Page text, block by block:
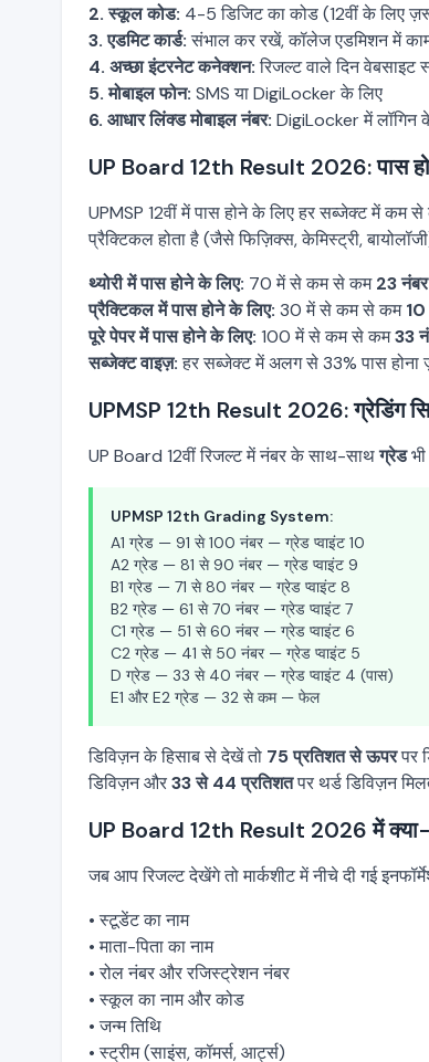
2. स्कूल कोड: 4-5 डिजिट का कोड (12वीं के लिए
3. एडमिट कार्ड:संभाल कर रखें, कॉलेज एडमिशन में
4. अच्छा इंटरनेट कनेक्शन:रिजल्ट वाले दिन वेबसाइट
5. मोबाइल फोन: SMS या DigiLocker के लिए
6. आधार लिंक्ड मोबाइल नंबर: DigiLocker में लॉगिन
UP Board 12th Result 2026: पास
UPMSP 12वीं में पास होने के लिए हर सब्जेक्ट में कम
प्रैक्टिकल होता है (जैसे फिज़िक्स, केमिस्ट्री,
थ्योरी में पास होने के लिए: 70 में से कम से कम23 नंबर
प्रैक्टिकल में पास होने के लिए: 30 में से कम से कम10
पूरे पेपर में पास होने के लिए: 100 में से कम से कम33
सब्जेक्ट वाइज़:हर सब्जेक्ट में अलग से 33% पास होना
UPMSP 12th Result 2026: ग्रेडिंग
UP Board 12वीं रिजल्ट में नंबर के साथ-साथग्रेड
UPMSP 12th Grading System:
A1 ग्रेड — 91 से 100 नंबर — ग्रेड प्वाइंट 10
A2 ग्रेड — 81 से 90 नंबर — ग्रेड प्वाइंट 9
B1 ग्रेड — 71 से 80 नंबर — ग्रेड प्वाइंट 8
B2 ग्रेड — 61 से 70 नंबर — ग्रेड प्वाइंट 7
C1 ग्रेड — 51 से 60 नंबर — ग्रेड प्वाइंट 6
C2 ग्रेड — 41 से 50 नंबर — ग्रेड प्वाइंट 5
D ग्रेड — 33 से 40 नंबर — ग्रेड प्वाइंट 4 (पास)
E1 और E2 ग्रेड — 32 से कम — फेल
डिविज़न के हिसाब से देखें तो 75 प्रतिशत से ऊपरपर
डिविज़न और33 से 44 प्रतिशतपर थर्ड डिविज़न
UP Board 12th Result 2026 में क्या-
जब आप रिजल्ट देखेंगे तो मार्कशीट में नीचे दी गई
• स्टूडेंट का नाम
• माता-पिता का नाम
• रोल नंबर और रजिस्ट्रेशन नंबर
• स्कूल का नाम और कोड
• जन्म तिथि
• स्ट्रीम (साइंस, कॉमर्स, आर्ट्स)